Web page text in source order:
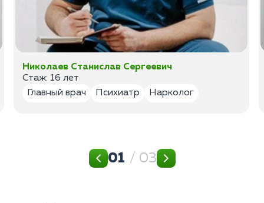
Николаев Станислав Сергеевич
Стаж: 16 лет
Главный врач
Психиатр Нарколог
01 / 03